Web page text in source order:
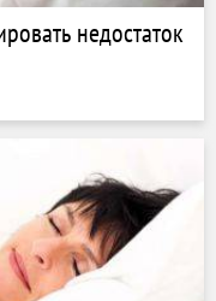
недостаток